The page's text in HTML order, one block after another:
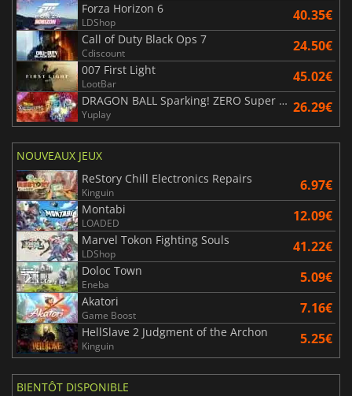
Forza Horizon 6
LDShop 40.35€
Call of Duty Black Ops 7
Cdiscount 24.50€
007 First Light
LootBar 45.02€
DRAGON BALL Sparking! ZERO Super Limit Breaking NEO
Yuplay 26.29€
NOUVEAUX JEUX
ReStory Chill Electronics Repairs
Kinguin 6.97€
Montabi
LOADED 12.09€
Marvel Tokon Fighting Souls
LDShop 41.22€
Doloc Town
Eneba 5.09€
Akatori
Game Boost 7.16€
HellSlave 2 Judgment of the Archon
Kinguin 5.25€
BIENTÔT DISPONIBLE